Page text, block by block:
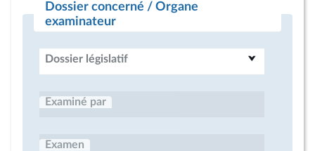
Dossier concerné / Organe
examinateur
Dossier législatif
Examiné par
Examen